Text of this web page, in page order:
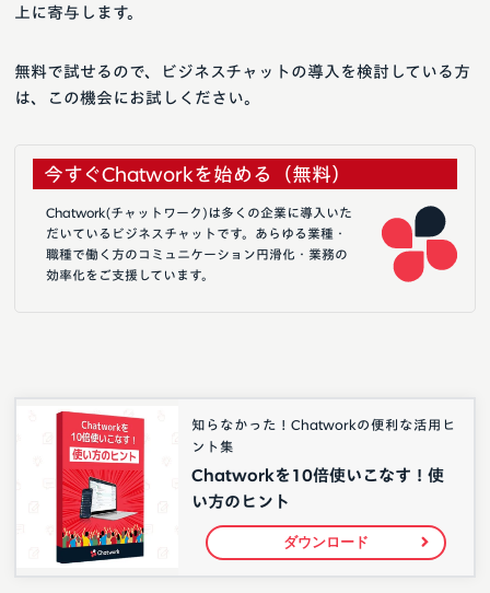
上に寄与します。
無料で試せるので、ビジネスチャットの導入を検討している方
は、この機会にお試しください。
今すぐChatworkを始める（無料）
Chatwork(チャットワーク)は多くの企業に導入いた
だいているビジネスチャットです。あらゆる業種・
職種で働く方のコミュニケーション円滑化・業務の
効率化をご支援しています。
知らなかった！Chatworkの便利な活用ヒ
ント集
Chatworkを10倍使いこなす！使
い方のヒント
ダウンロード